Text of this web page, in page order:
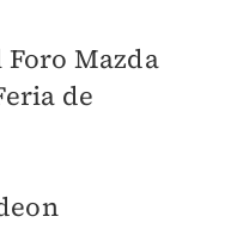
Foro Mazda
de